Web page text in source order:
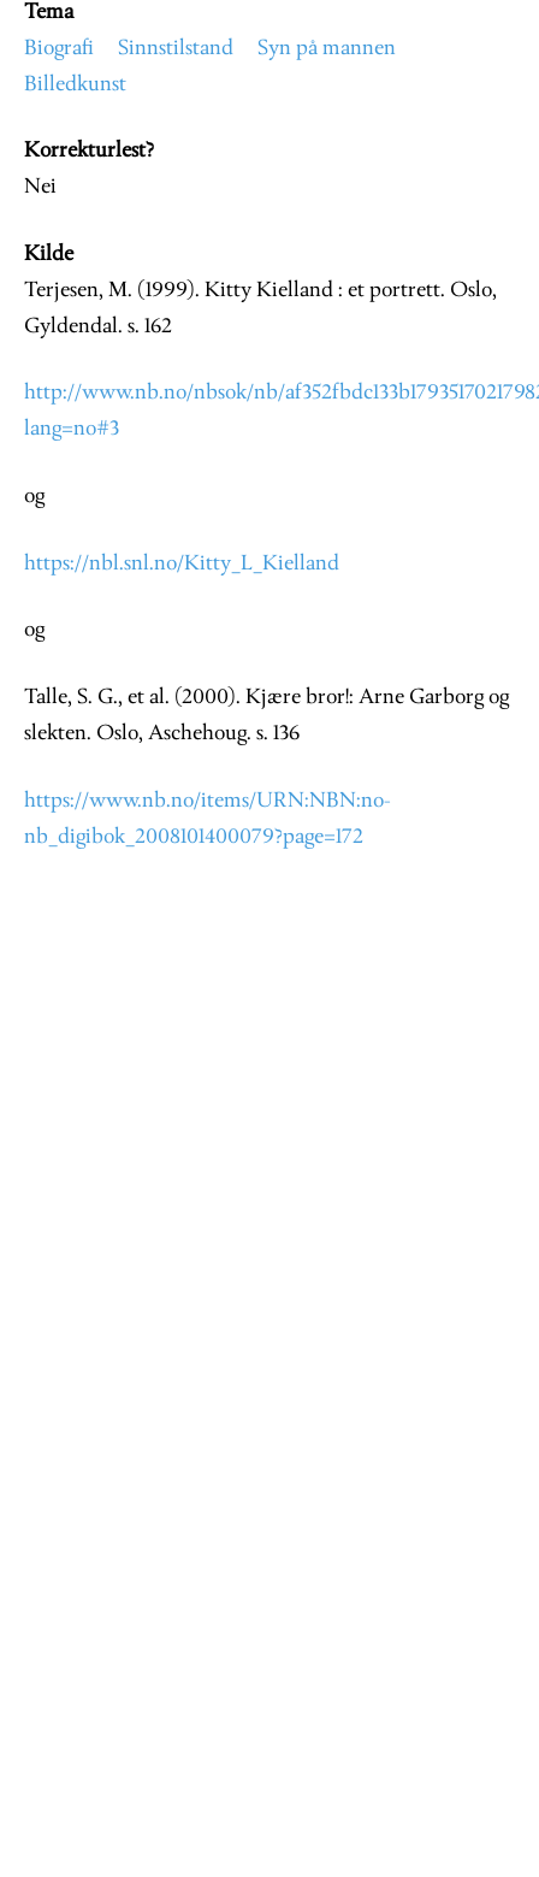
Tema
Biografi
Sinnstilstand
Syn på mannen
Billedkunst
Korrekturlest?
Nei
Kilde
Terjesen, M. (1999). Kitty Kielland : et portrett. Oslo,
Gyldendal. s. 162
http://www.nb.no/nbsok/nb/
lang=no#3
og
https://nbl.snl.no/Kitty_L_Kielland
og
Talle, S. G., et al. (2000). Kjære bror!: Arne Garborg og
slekten. Oslo, Aschehoug. s. 136
https://www.nb.no/items/URN:NBN:no-
nb_digibok_2008101400079?page=172